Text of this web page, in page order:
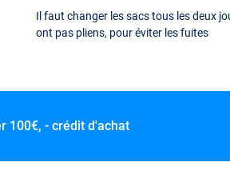
Il faut changer les sacs tous les deux
ont pas pliens, pour éviter les fuites
100€, - crédit d'achat